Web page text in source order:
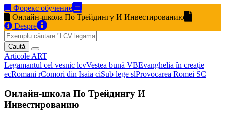
Форекс обучение
Онлайн-школа По Трейдингу И Инвестированию
Despre
Caută
Articole ART
Legamantul cel vesnic lcvVestea bună VBEvanghelia în creație
ecRomani rComori din Isaia ciSub lege slProvocarea Romei SC
Онлайн-школа По Трейдингу И
Инвестированию